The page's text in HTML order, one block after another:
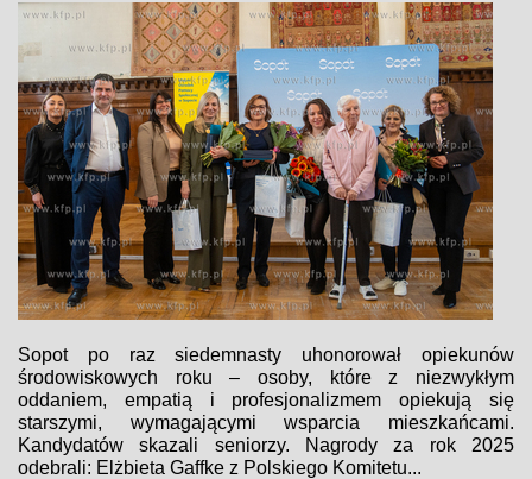
Sopot po raz siedemnasty uhonorował opiekunów
środowiskowych roku – osoby, które z niezwykłym
oddaniem, empatią i profesjonalizmem opiekują się
starszymi, wymagającymi wsparcia mieszkańcami.
Kandydatów skazali seniorzy. Nagrody za rok 2025
odebrali: Elżbieta Gaffke z Polskiego Komitetu...